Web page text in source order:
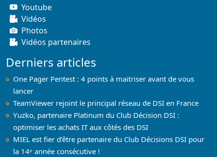
Youtube
Vidéos
Photos
Vidéos partenaires
Derniers articles
One Pager Pentest : 4 points à maitriser avant de vous
lancer
TeamViewer rejoint le principal réseau de DSI en France
Yuzko, partenaire Platinum du Club Décision DSI :
optimiser les achats IT aux côtés des DSI
MIEL est fier d’être partenaire du Club Décisions DSI pour
la 14ᵉ année consécutive !